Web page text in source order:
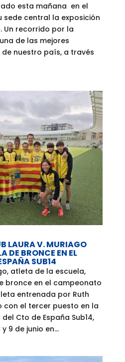
esta mañana en el
sede central la exposición
Un recorrido por la
de las mejores
nuestro país, a través
LAURA V. MURIAGO
DE BRONCE EN EL
SUB14
atleta de la escuela,
bronce en el campeonato
entrenada por Ruth
con el tercer puesto en la
Cto de España Sub14,
9 de junio en...